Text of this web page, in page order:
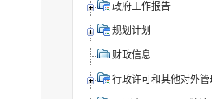
政府工作报告
规划计划
财政信息
行政许可和其他对外